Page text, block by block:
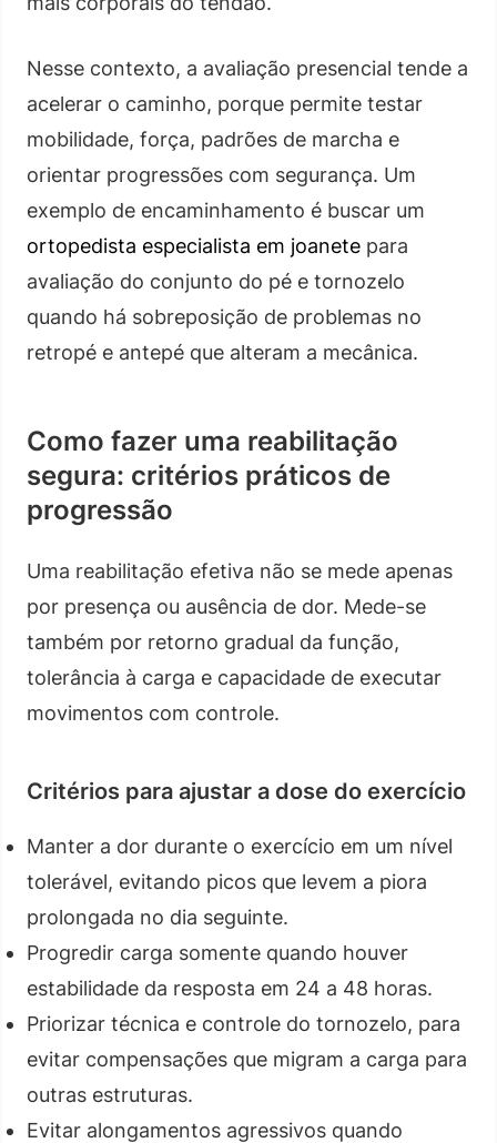
Nesse contexto, a avaliação presencial tende a
acelerar o caminho, porque permite testar
mobilidade, força, padrões de marcha e
orientar progressões com segurança. Um
exemplo de encaminhamento é buscar um
ortopedista especialista em joanete para
avaliação do conjunto do pé e tornozelo
quando há sobreposição de problemas no
retropé e antepé que alteram a mecânica.
Como fazer uma reabilitação
segura: critérios práticos de
progressão
Uma reabilitação efetiva não se mede apenas
por presença ou ausência de dor. Mede-se
também por retorno gradual da função,
tolerância à carga e capacidade de executar
movimentos com controle.
Critérios para ajustar a dose do exercício
Manter a dor durante o exercício em um nível
tolerável, evitando picos que levem a piora
prolongada no dia seguinte.
Progredir carga somente quando houver
estabilidade da resposta em 24 a 48 horas.
Priorizar técnica e controle do tornozelo, para
evitar compensações que migram a carga para
outras estruturas.
Evitar alongamentos agressivos quando